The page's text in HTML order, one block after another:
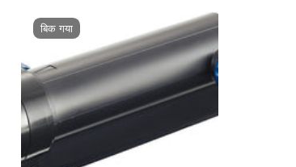
बिक गया